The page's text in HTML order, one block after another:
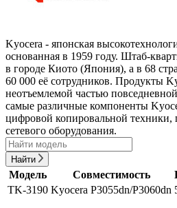
Kyocera - японская
основанная в 1959 году. Штаб-
в городе Киото (Япония), а в 68
60 000 её сотрудников. Продукты
неотъемлемой частью
самые различные компоненты
цифровой копировальной техники,
сетевого оборудования.
Найти
Модель Совместимость
TK-3190 Kyocera P3055dn/P3060dn